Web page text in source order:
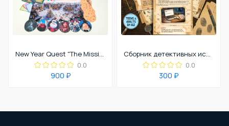
New Year Quest "The Missing Star"
0.0
900 ₽
Сборник детективных историй для подростков и взрослых В1-В2
0.0
300 ₽